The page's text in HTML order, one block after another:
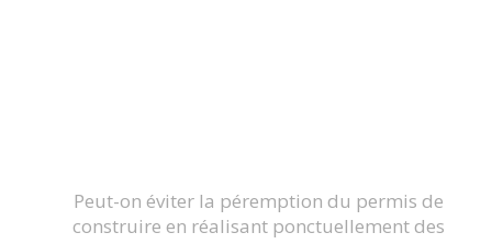
Peut-on éviter la péremption du permis de
construire en réalisant ponctuellement des